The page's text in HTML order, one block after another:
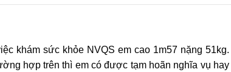
khám sức khỏe NVQS em cao 1m57 nặng
hợp trên thì em có được tạm hoãn nghĩa vụ